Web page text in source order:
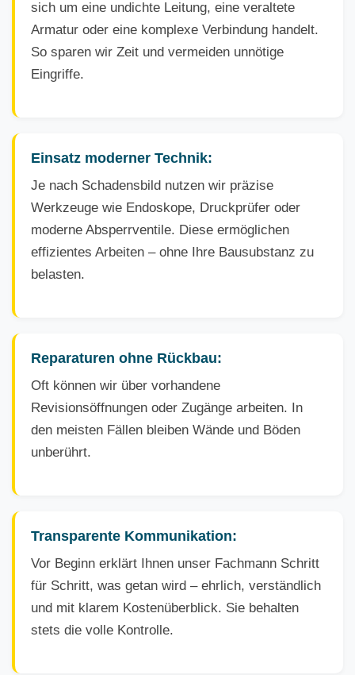
sich um eine undichte Leitung, eine veraltete
Armatur oder eine komplexe Verbindung handelt.
So sparen wir Zeit und vermeiden unnötige
Eingriffe.
Einsatz moderner Technik:
Je nach Schadensbild nutzen wir präzise
Werkzeuge wie Endoskope, Druckprüfer oder
moderne Absperrventile. Diese ermöglichen
effizientes Arbeiten – ohne Ihre Bausubstanz zu
belasten.
Reparaturen ohne Rückbau:
Oft können wir über vorhandene
Revisionsöffnungen oder Zugänge arbeiten. In
den meisten Fällen bleiben Wände und Böden
unberührt.
Transparente Kommunikation:
Vor Beginn erklärt Ihnen unser Fachmann Schritt
für Schritt, was getan wird – ehrlich, verständlich
und mit klarem Kostenüberblick. Sie behalten
stets die volle Kontrolle.